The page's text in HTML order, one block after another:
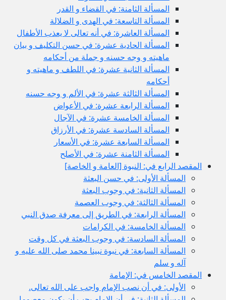
المسألة الثامنة: في القضاء و القدر
المسألة التاسعة: في الهدى و الضلالة
المسألة العاشرة: في أنه تعالى لا يعذب الأطفال
المسألة الحادية عشرة: في حسن التكليف و بيان
ماهيته و وجه حسنه و جملة من أحكامه
المسألة الثانية عشرة: في اللطف و ماهيته و
أحكامه
المسألة الثالثة عشرة: في الألم و وجه حسنه
المسألة الرابعة عشرة: في الأعواض
المسألة الخامسة عشرة: في الآجال
المسألة السادسة عشرة: في الأرزاق
المسألة السابعة عشرة: في الأسعار
المسألة الثامنة عشرة: في الأصلح
المقصد الرابع في: النبوة [العامة و الخاصة]
المسألة الأولى: في حسن البعثة
المسألة الثانية: في وجوب البعثة
المسألة الثالثة: في وجوب العصمة
المسألة الرابعة: في الطريق إلى معرفة صدق النبي
المسألة الخامسة: في الكرامات
المسألة السادسة: في وجوب البعثة في كل وقت
المسألة السابعة: في نبوة نبينا محمد صلى الله عليه و
آله و سلم
المقصد الخامس في: الإمامة
الأولى: في أن نصب الإمام واجب على الله تعالى.